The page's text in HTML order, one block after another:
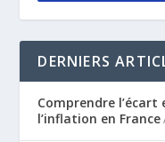
DERNIERS
Comprendre
l’inflation en France